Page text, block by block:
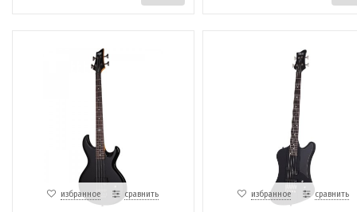
избранное сравнить избранное сравнить